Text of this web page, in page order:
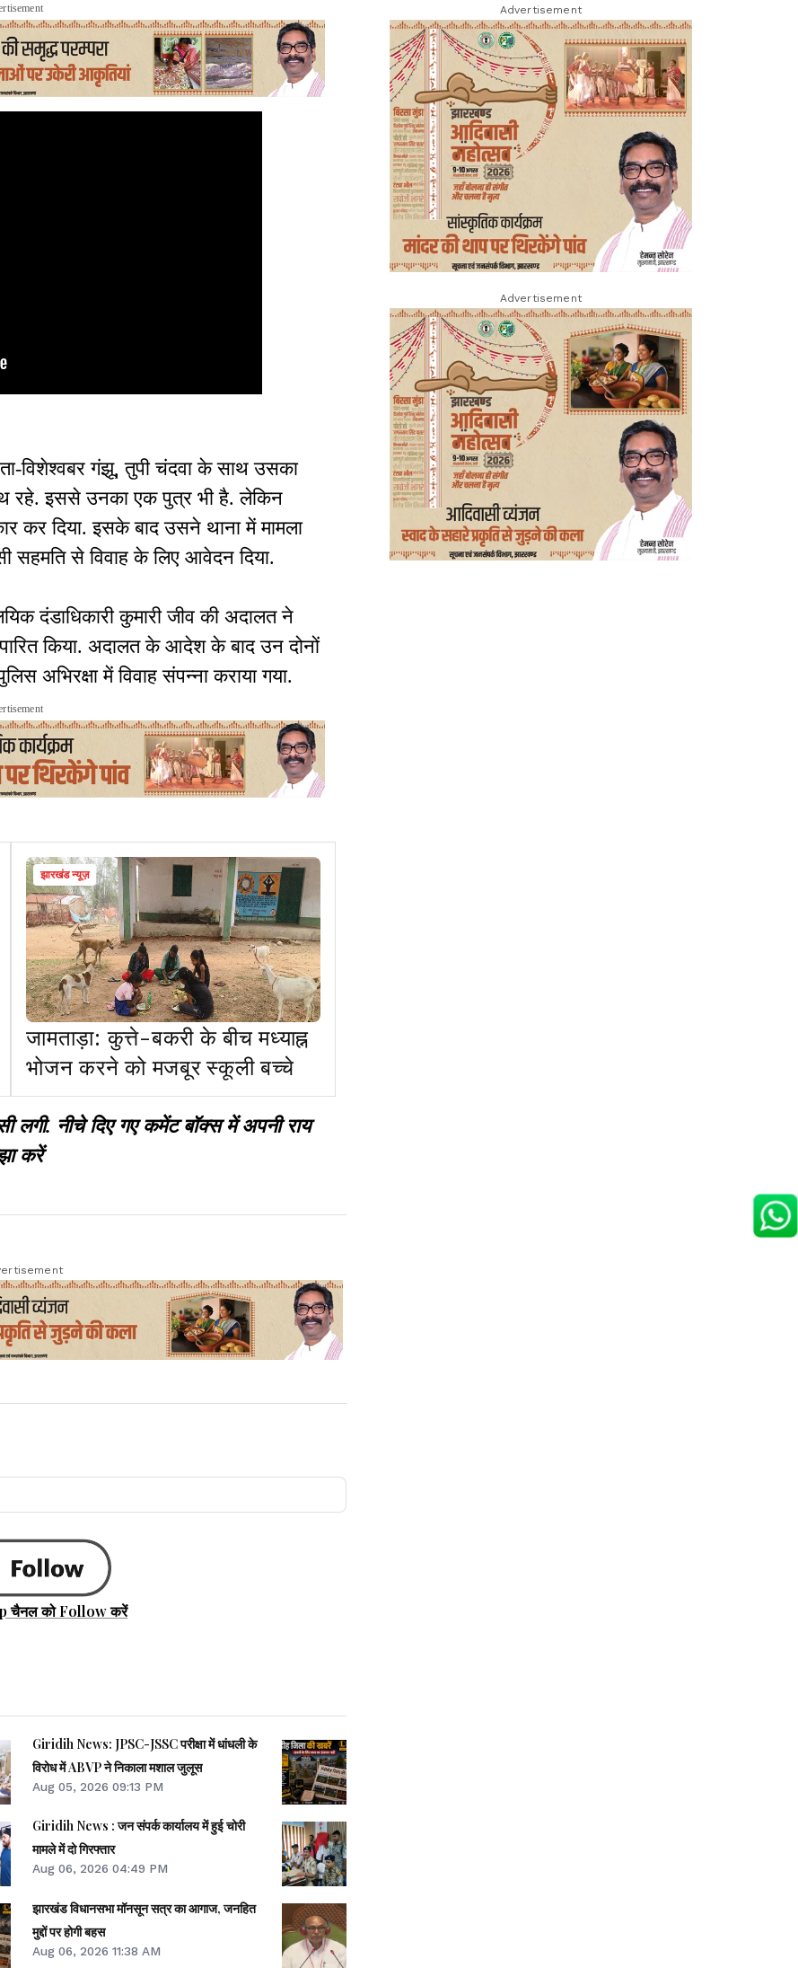
विशेश्वबर गंझू, तुपी चंदवा के साथ उसका
रहे. इससे उनका एक पुत्र भी है. लेकिन
कर दिया. इसके बाद उसने थाना में मामला
सहमति से विवाह के लिए आवेदन दिया.
दंडाधिकारी कुमारी जीव की अदालत ने
किया. अदालत के आदेश के बाद उन दोनों
अभिरक्षा में विवाह संपन्ना कराया गया.
झारखंड न्यूज़
जामताड़ा: कुत्ते-बकरी के बीच मध्याह्न
भोजन करने को मजबूर स्कूली बच्चे
नीचे दिए गए कमेंट बॉक्स में अपनी राय
करें
चैनल को Follow करें
Giridih News: JPSC-JSSC परीक्षा में धांधली के
विरोध में ABVP ने निकाला मशाल जुलूस
Aug 05, 2026 09:13 PM
Giridih News : जन संपर्क कार्यालय में हुई चोरी
मामले में दो गिरफ्तार
Aug 06, 2026 04:49 PM
झारखंड विधानसभा मॉनसून सत्र का आगाज, जनहित
मुद्दों पर होगी बहस
Aug 06, 2026 11:38 AM
Advertisement
Advertisement